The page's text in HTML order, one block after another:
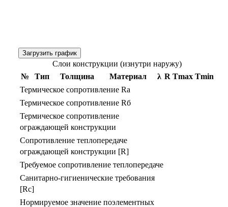
Загрузить график
Слои конструкции (изнутри наружу)
№
Тип Толщина Материал λ R Тmax Тmin
Термическое сопротивление Rа
Термическое сопротивление Rб
Термическое сопротивление
ограждающей конструкции
Сопротивление теплопередаче
ограждающей конструкции [R]
Требуемое сопротивление теплопередаче
Санитарно-гигиенические требования
[Rс]
Нормируемое значение поэлементных